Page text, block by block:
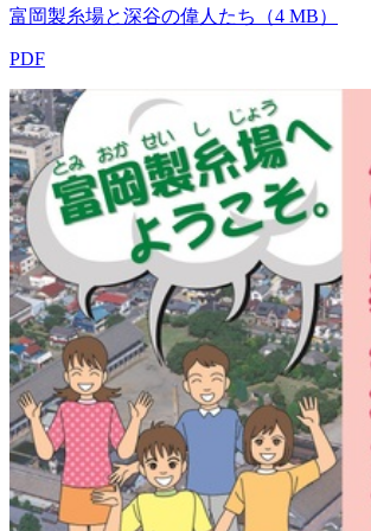
富岡製糸場と深谷の偉人たち（4 MB）
PDF